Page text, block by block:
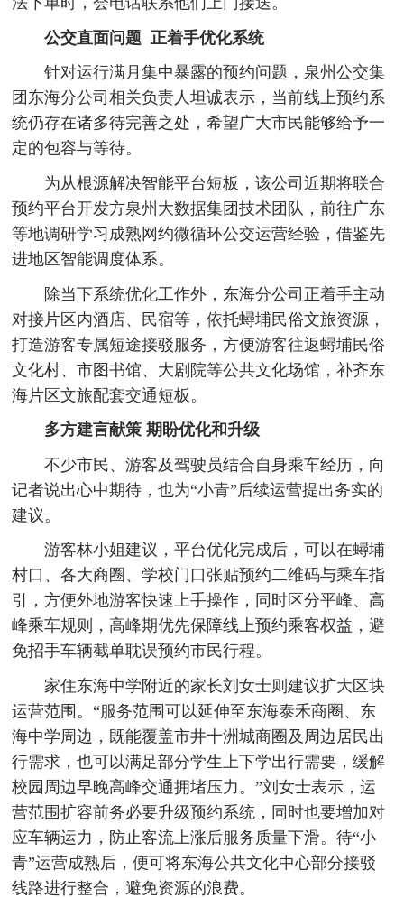
公交直面问题 正着手优化系统
针对运行满月集中暴露的预约问题，泉州公交集
团东海分公司相关负责人坦诚表示，当前线上预约系
统仍存在诸多待完善之处，希望广大市民能够给予一
定的包容与等待。
为从根源解决智能平台短板，该公司近期将联合
预约平台开发方泉州大数据集团技术团队，前往广东
等地调研学习成熟网约微循环公交运营经验，借鉴先
进地区智能调度体系。
除当下系统优化工作外，东海分公司正着手主动
对接片区内酒店、民宿等，依托蟳埔民俗文旅资源，
打造游客专属短途接驳服务，方便游客往返蟳埔民俗
文化村、市图书馆、大剧院等公共文化场馆，补齐东
海片区文旅配套交通短板。
多方建言献策 期盼优化和升级
不少市民、游客及驾驶员结合自身乘车经历，向
记者说出心中期待，也为“小青”后续运营提出务实的
建议。
游客林小姐建议，平台优化完成后，可以在蟳埔
村口、各大商圈、学校门口张贴预约二维码与乘车指
引，方便外地游客快速上手操作，同时区分平峰、高
峰乘车规则，高峰期优先保障线上预约乘客权益，避
免招手车辆截单耽误预约市民行程。
家住东海中学附近的家长刘女士则建议扩大区块
运营范围。“服务范围可以延伸至东海泰禾商圈、东
海中学周边，既能覆盖市井十洲城商圈及周边居民出
行需求，也可以满足部分学生上下学出行需要，缓解
校园周边早晚高峰交通拥堵压力。”刘女士表示，运
营范围扩容前务必要升级预约系统，同时也要增加对
应车辆运力，防止客流上涨后服务质量下滑。待“小
青”运营成熟后，便可将东海公共文化中心部分接驳
线路进行整合，避免资源的浪费。